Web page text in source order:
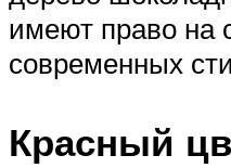
имеют право на
современных
Красный